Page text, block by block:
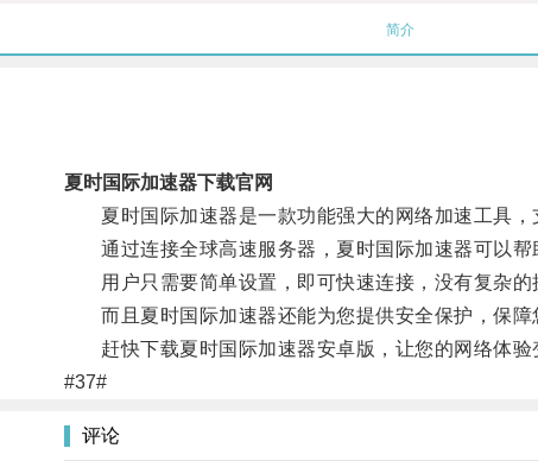
简介
夏时国际加速器下载官网
夏时国际加速器是一款功能强大的网络加速工具，
通过连接全球高速服务器，夏时国际加速器可以帮
用户只需要简单设置，即可快速连接，没有复杂的
而且夏时国际加速器还能为您提供安全保护，保障
赶快下载夏时国际加速器安卓版，让您的网络体验
#37#
评论